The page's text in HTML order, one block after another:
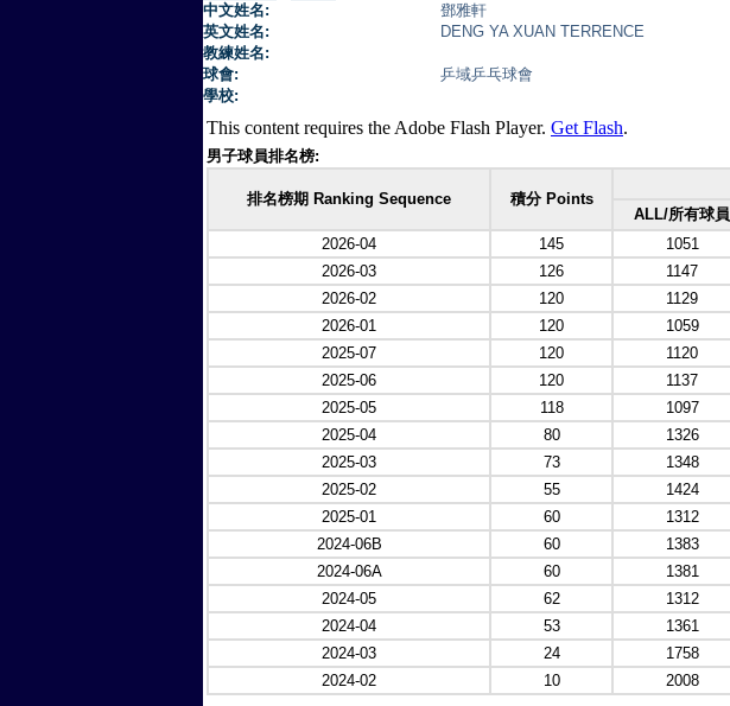
中文姓名:
鄧雅軒
英文姓名:
DENG YA XUAN TERRENCE
教練姓名:
球會:
乒域乒乓球會
學校:
This content requires the Adobe Flash Player. Get Flash.
男子球員排名榜:
排名榜期 Ranking Sequence 積分 Points
ALL/所有球員
2026-04
145 1051
2026-03
126 1147
2026-02
120 1129
2026-01
120 1059
2025-07
120 1120
2025-06
120 1137
2025-05
118 1097
2025-04
80 1326
2025-03
73 1348
2025-02
55 1424
2025-01
60 1312
2024-06B
60 1383
2024-06A
60 1381
2024-05
62 1312
2024-04
53 1361
2024-03
24 1758
2024-02
10 2008